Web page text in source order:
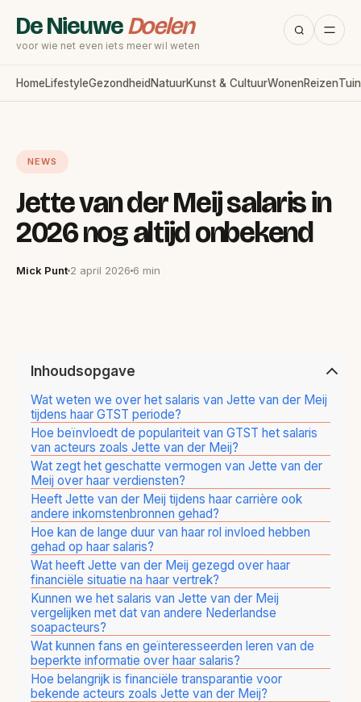
De NieuweDoelen
voor wie net even iets meer wil weten
HomeLifestyleGezondheid NatuurKunst & CultuurWonenReizenTuin
NEWS
Jette van der Meij salaris in
2026 nog altijd onbekend
Mick Punt 2 april 2026 6 min
Inhoudsopgave
Wat weten we over het salaris van Jette van der Meij
tijdens haar GTST periode?
Hoe beïnvloedt de populariteit van GTST het salaris
van acteurs zoals Jette van der Meij?
Wat zegt het geschatte vermogen van Jette van der
Meij over haar verdiensten?
Heeft Jette van der Meij tijdens haar carrière ook
andere inkomstenbronnen gehad?
Hoe kan de lange duur van haar rol invloed hebben
gehad op haar salaris?
Wat heeft Jette van der Meij gezegd over haar
financiële situatie na haar vertrek?
Kunnen we het salaris van Jette van der Meij
vergelijken met dat van andere Nederlandse
soapacteurs?
Wat kunnen fans en geïnteresseerden leren van de
beperkte informatie over haar salaris?
Hoe belangrijk is financiële transparantie voor
bekende acteurs zoals Jette van der Meij?